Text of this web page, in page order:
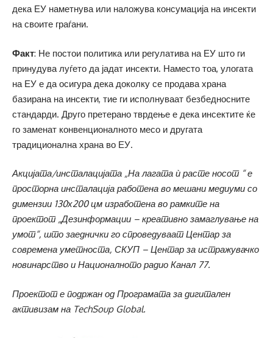
дека ЕУ наметнува или наложува консумација на инсекти
на своите граѓани.
Факт: Не постои политика или регулатива на ЕУ што ги
принудува луѓето да јадат инсекти. Наместо тоа, улогата
на ЕУ е да осигура дека доколку се продава храна
базирана на инсекти, тие ги исполнуваат безбедносните
стандарди. Друго претерано тврдење е дека инсектите ќе
го заменат конвенционалното месо и другата
традиционална храна во ЕУ.
Акцијата/инсталацијата „На лагата ѝ расте носот “ е
просторна инсталација работена во мешани медиуми со
димензии 130х200 цм изработена во рамките на
проектот „Дезинформации – креативно замаглување на
умот“, што заеднички го спроведуваат Центар за
современа уметноста, СКУП – Центар за истражувачко
новинарство и Националното радио Канал 77.
Проектот е подржан од Програмата за дигитален
активизам на TechSoup Global.